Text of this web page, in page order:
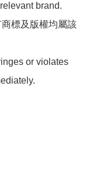
brand.
標及版權均屬該
or violates